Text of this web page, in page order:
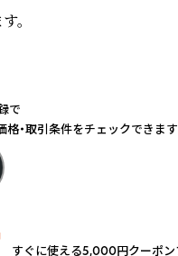
。
で
・取引条件をチェックできます
すぐに使える5,000円クーポン